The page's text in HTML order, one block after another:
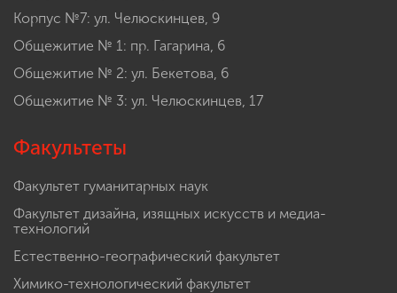
Корпус №7: ул. Челюскинцев, 9
Общежитие № 1: пр. Гагарина, 6
Общежитие № 2: ул. Бекетова, 6
Общежитие № 3: ул. Челюскинцев, 17
Факультеты
Факультет гуманитарных наук
Факультет дизайна, изящных искусств и медиа-
технологий
Естественно-географический факультет
Химико-технологический факультет